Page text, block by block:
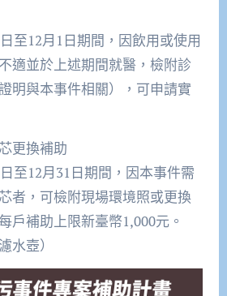
至12月1日期間，因飲用或使用
適並於上述期間就醫，檢附診
明與本事件相關），可申請實
更換補助
至12月31日期間，因本事件需
者，可檢附現場環境照或更換
戶補助上限新臺幣1,000元。
水壺）